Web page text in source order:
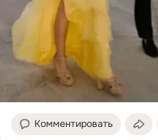
Комментировать